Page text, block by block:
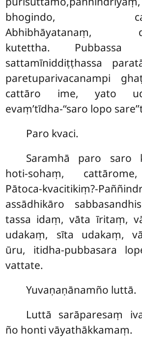
bhogindo,
Abhibhāyatanaṃ,
kutettha. Pubbassa
sattamīniddiṭṭhassa
paretuparivacanampi
cattāro ime, yato
evaṃ’tīdha-‘‘saro lopo
Paro kvaci.
Saramhā paro saro
hoti-sohaṃ,
Pātoca-kvacitikiṃ?-
assādhikāro
tassa idaṃ, vāta īritaṃ,
udakaṃ, sīta udakaṃ,
ūru, itidha-pubbasara
vattate.
Yuvaṇaṇānamño luttā.
Luttā sarāparesaṃ
ño honti vāyathākkamaṃ.